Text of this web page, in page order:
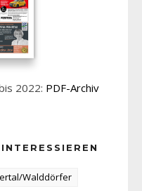
2022: PDF-Archiv
Walddörfer